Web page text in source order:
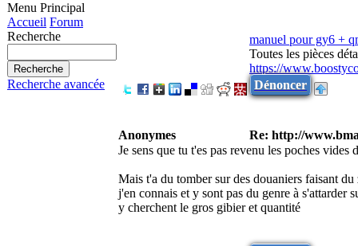
Menu Principal
Accueil Forum
Recherche
Recherche avancée
manuel pour gy6 +
Toutes les pièces
https://
Dénoncer
Anonymes
Re: http://
Je sens que tu t'es pas revenu les poches vides
Mais t'a du tomber sur des douaniers faisant du
j'en connais et y sont pas du genre à s'attarder
y cherchent le gros gibier et quantité